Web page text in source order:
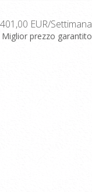
EUR/Settimana
Miglior prezzo garantito